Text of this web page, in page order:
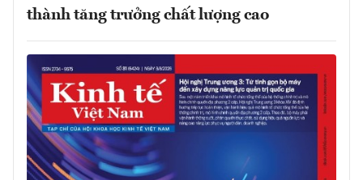
thành tăng trưởng chất lượng cao